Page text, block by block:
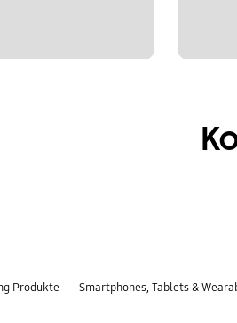
Produkte Smartphones, Tablets &